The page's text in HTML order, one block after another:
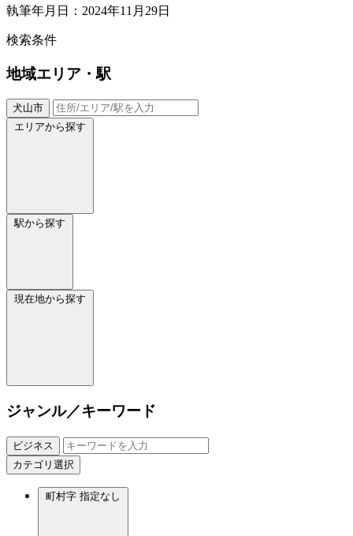
執筆年月日：2024年11月29日
検索条件
地域エリア・駅
犬山市
エリアから探す
駅から探す
現在地から探す
ジャンル／キーワード
ビジネス
カテゴリ選択
町村字 指定なし